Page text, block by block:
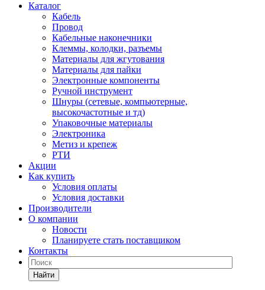
Каталог
Кабель
Провод
Кабельные наконечники
Клеммы, колодки, разъемы
Материалы для жгутования
Материалы для пайки
Электронные компоненты
Ручной инструмент
Шнуры (сетевые, компьютерные,
высокочастотные и тд)
Упаковочные материалы
Электроника
Метиз и крепеж
РТИ
Акции
Как купить
Условия оплаты
Условия доставки
Производители
О компании
Новости
Планируете стать поставщиком
Контакты
Найти